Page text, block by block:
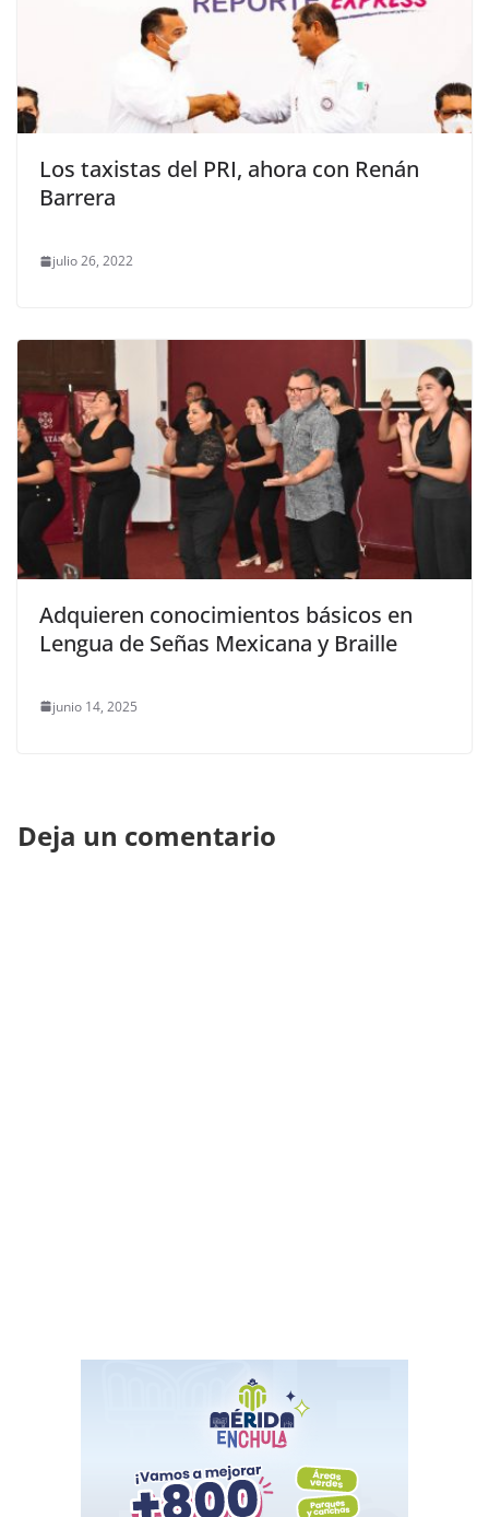
Los taxistas del PRI, ahora con Renán
Barrera
julio 26, 2022
Adquieren conocimientos básicos en
Lengua de Señas Mexicana y Braille
junio 14, 2025
Deja un comentario